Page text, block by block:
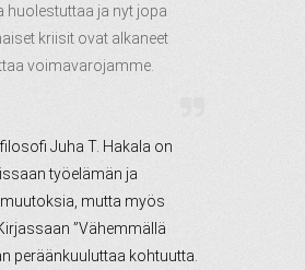
huolestuttaa ja nyt jopa
kriisit ovat alkaneet
voimavarojamme.
Juha T. Hakala on
työelämän ja
mutta myös
”Vähemmällä
peräänkuuluttaa kohtuutta.